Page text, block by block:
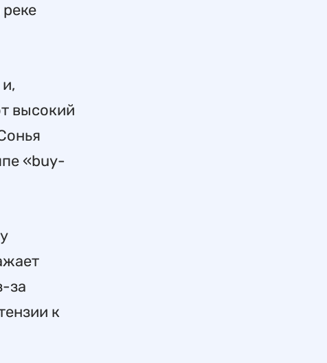
высокий
«buy-
за
к